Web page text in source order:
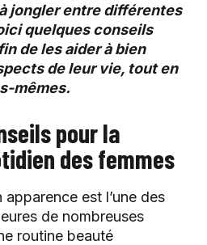
jongler entre différentes
quelques conseils
de les aider à bien
de leur vie, tout en
mêmes.
pour la
des femmes
est l’une des
de nombreuses
routine beauté